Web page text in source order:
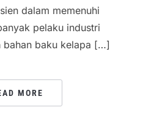
dalam memenuhi
pelaku industri
bahan baku kelapa […]
MORE